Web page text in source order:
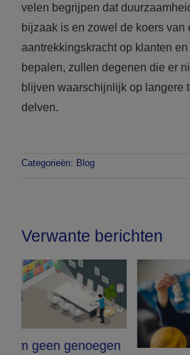
velen begrijpen dat
bijzaak is en zowel de koers van
aantrekkingskracht op klanten en
bepalen, zullen degenen die er
blijven waarschijnlijk op langere
delven.
Categorieën: Blog
Verwante berichten
randapparatuur voor